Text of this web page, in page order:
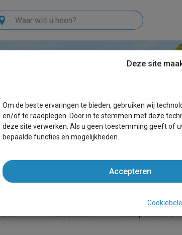
Deze site
Om de beste ervaringen te bieden, gebruiken wij
en/of te raadplegen. Door in te stemmen met deze
deze site verwerken. Als u geen toestemming geeft of
bepaalde functies en mogelijkheden.
Accepteren